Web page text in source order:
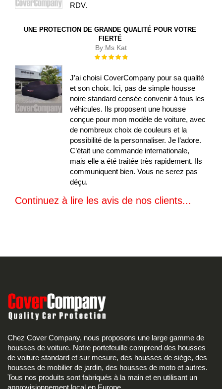
RDV.
UNE PROTECTION DE GRANDE QUALITÉ POUR VOTRE
FIERTÉ
By:Ms Kat
Évaluation :
J’ai choisi CoverCompany pour sa qualité
et son choix. Ici, pas de simple housse
noire standard censée convenir à tous les
véhicules. Ils proposent une housse
conçue pour mon modèle de voiture, avec
de nombreux choix de couleurs et la
possibilité de la personnaliser. Je l’adore.
C’était une commande internationale,
mais elle a été traitée très rapidement. Ils
communiquent bien. Vous ne serez pas
déçu.
Continuez à lire les avis de nos clients...
Chez Cover Company, nous proposons une large gamme de
housses de voiture. Notre portefeuille comprend des housses
de voiture standard et sur mesure, des housses de siège, des
housses de mobilier de jardin, des housses de moto et autres.
Tous nos produits sont fabriqués à la main et en utilisant un